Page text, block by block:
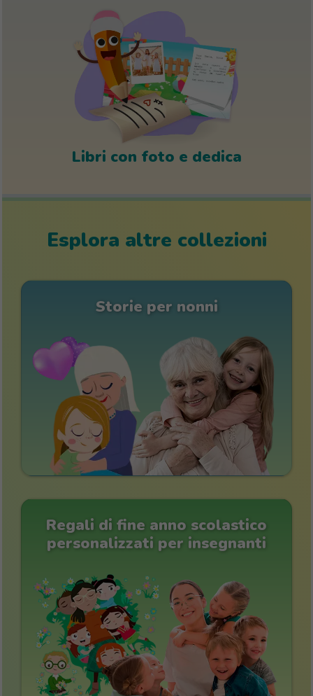
Libri con foto e dedica
Esplora altre collezioni
Storie per nonni
Regali di fine anno scolastico
personalizzati per insegnanti